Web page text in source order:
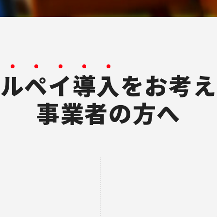
ルペイ導入をお考
事業者の方へ